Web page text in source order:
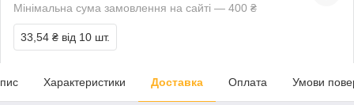
Мінімальна сума замовлення на сайті — 400 ₴
33,54 ₴ від 10 шт.
Характеристики Доставка Оплата Умови